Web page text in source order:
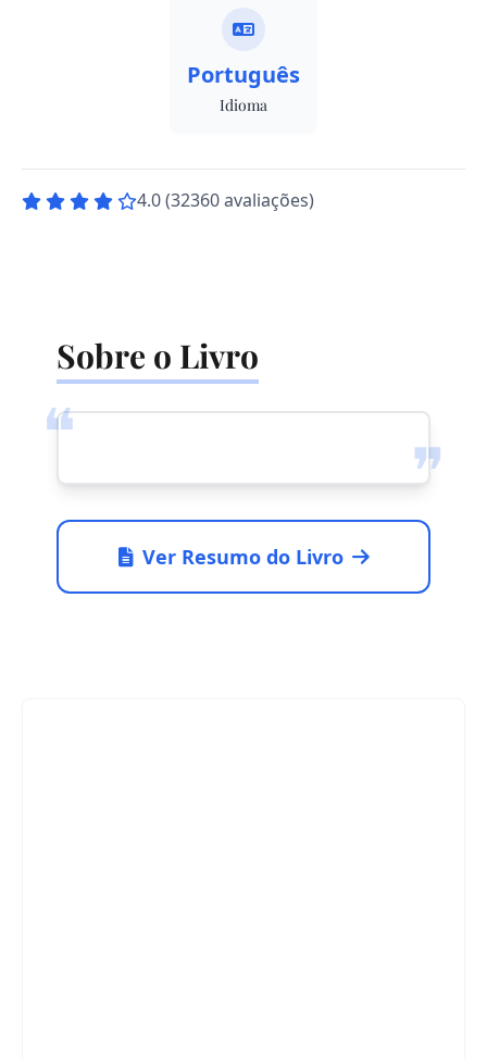
Português
Idioma
4.0 (32360 avaliações)
Sobre o Livro
❝ ❞
Ver Resumo do Livro